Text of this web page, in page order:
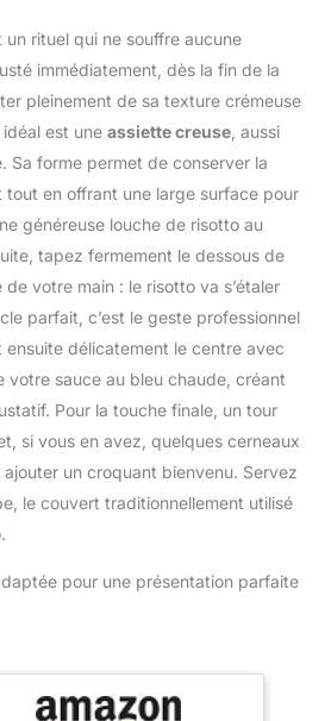
LACTOSE ET BIEN AU-
DELÀ : La clarification
élimine quasi
intégralement le lactose
et la caséine - le ghee est
naturellement toléré par
la plupart des personnes
intolérantes au lactose.
Ancré dans la tradition
ayurvédique depuis des
millénaires, compatible
keto. NUTRIPURE,
FABRIQUÉ EN FRANCE :
Un seul ingrédient :
beurre issu de lait de
additif, sans
conservateur, sans
arôme. Cuisson lente et
température ambiante
immédiatement! Ne pas
poser sur un radiateur.
Pour le meilleur
désinfectant pour les
soins possibles plaire la
spatule régulièrement
avec de l'huile de
cuisson, puis essuyez-le
sécher. En plus de
maintenir ce fait le beau
grain à leur meilleur
avantage!
rituel qui ne souffre aucune
immédiatement, dès la fin de la
pleinement de sa texture crémeuse
idéal est une assiette creuse , aussi
Sa forme permet de conserver la
en offrant une large surface pour
généreuse louche de risotto au
tapez fermement le dessous de
de votre main : le risotto va s’étaler
parfait, c’est le geste professionnel
délicatement le centre avec
votre sauce au bleu chaude, créant
Pour la touche finale, un tour
si vous en avez, quelques cerneaux
un croquant bienvenu. Servez
le couvert traditionnellement utilisé
pour une présentation parfaite